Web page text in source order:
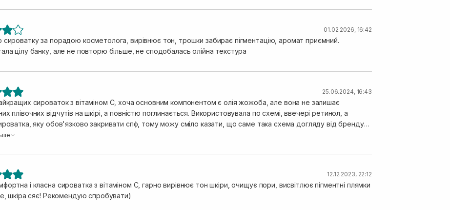
01.02.2026, 16:42
за порадою косметолога, вирівнює тон, трошки забирає пігментацію, аромат приємний.
цілу банку, але не повторю більше, не сподобалась олійна текстура
25.06.2024, 16:43
сироваток з вітаміном С, хоча основним компонентом є олія жожоба, але вона не залишає
плівочних відчутів на шкірі, а повністю поглинається. Використовувала по схемі, ввечері ретинол, а
яку обов'язково закривати спф, тому можу сміло казати, що саме така схема догляду від бренду
що треба для моєї шкіри. Шкіра пружніша, сяюча, наповнена, стали менш помітні прояви розацеа, як
12.12.2023, 22:12
і класна сироватка з вітаміном С, гарно вирівнює тон шкіри, очищує пори, висвітлює пігментні плямки
шкіра сяє! Рекомендую спробувати)